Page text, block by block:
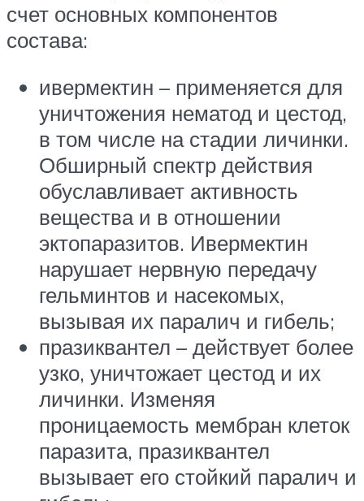
счет основных компонентов
состава:
ивермектин – применяется для
уничтожения нематод и цестод,
в том числе на стадии личинки.
Обширный спектр действия
обуславливает активность
вещества и в отношении
эктопаразитов. Ивермектин
нарушает нервную передачу
гельминтов и насекомых,
вызывая их паралич и гибель;
празиквантел – действует более
узко, уничтожает цестод и их
личинки. Изменяя
проницаемость мембран клеток
паразита, празиквантел
вызывает его стойкий паралич и